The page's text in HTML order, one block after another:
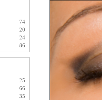
74
20
24
86
25
66
35